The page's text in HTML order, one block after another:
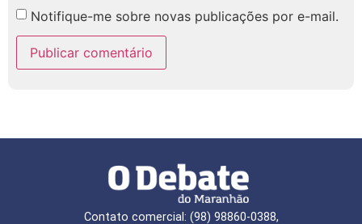
Notifique-me sobre novas publicações por e-mail.
Contato comercial: (98) 98860-0388,